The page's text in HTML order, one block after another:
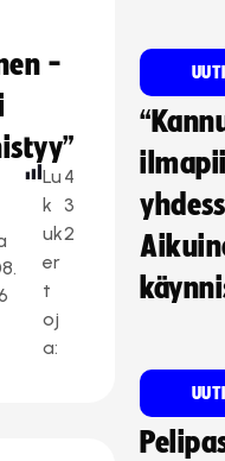
-
Lu
k
uk
er
t
oj
a:
4
3
2